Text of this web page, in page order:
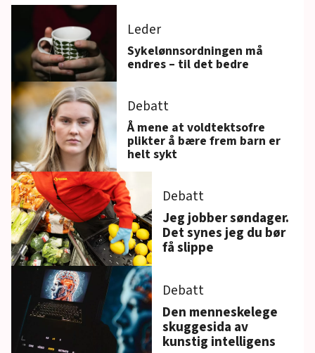
Leder
Sykelønnsordningen må
endres – til det bedre
Debatt
Å mene at voldtektsofre
plikter å bære frem barn er
helt sykt
Debatt
Jeg jobber søndager.
Det synes jeg du bør
få slippe
Debatt
Den menneskelege
skuggesida av
kunstig intelligens